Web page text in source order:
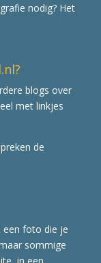
nodig? Het
blogs over
met linkjes
de
een foto die je
sommige